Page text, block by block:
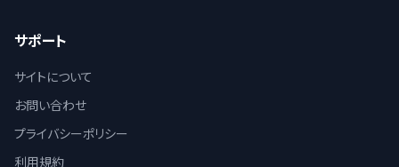
サポート
サイトについて
お問い合わせ
プライバシーポリシー
利用規約